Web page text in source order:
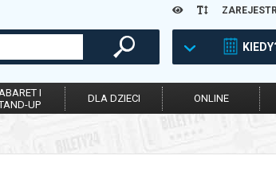
I
UP
DLA DZIECI ONLINE